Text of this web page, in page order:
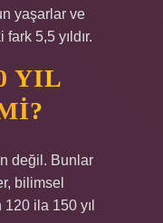
yaşarlar ve
5,5 yıldır.
YIL
değil. Bunlar
bilimsel
ila 150 yıl